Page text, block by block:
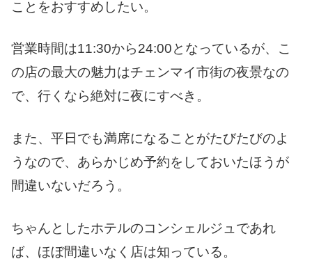
ことをおすすめしたい。
営業時間は11:30から24:00となっているが、こ
の店の最大の魅力はチェンマイ市街の夜景なの
で、行くなら絶対に夜にすべき。
また、平日でも満席になることがたびたびのよ
うなので、あらかじめ予約をしておいたほうが
間違いないだろう。
ちゃんとしたホテルのコンシェルジュであれ
ば、ほぼ間違いなく店は知っている。